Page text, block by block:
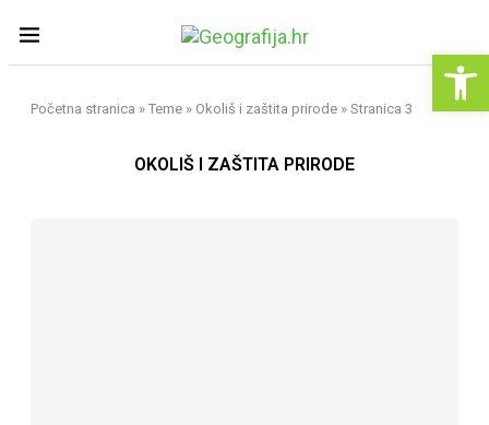
Početna stranica » Teme » Okoliš i zaštita prirode » Stranica 3
OKOLIŠ I ZAŠTITA PRIRODE